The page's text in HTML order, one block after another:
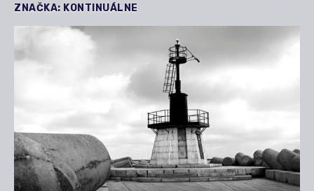
ZNAČKA: KONTINUÁLNE